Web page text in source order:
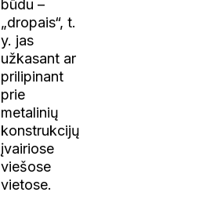
būdu –
„dropais“, t.
y. jas
užkasant ar
prilipinant
prie
metalinių
konstrukcijų
įvairiose
viešose
vietose.